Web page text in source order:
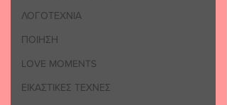
ΛΟΓΟΤΕΧΝΙΑ
ΠΟΙΗΣΗ
LOVE MOMENTS
ΕΙΚΑΣΤΙΚΕΣ ΤΕΧΝΕΣ